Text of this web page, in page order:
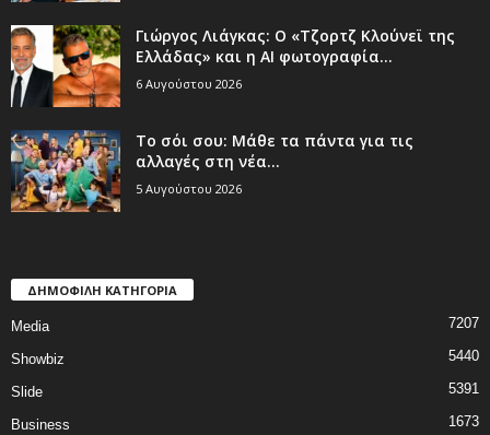
Γιώργος Λιάγκας: Ο «Τζορτζ Κλούνεϊ της
Ελλάδας» και η AI φωτογραφία...
6 Αυγούστου 2026
Το σόι σου: Μάθε τα πάντα για τις
αλλαγές στη νέα...
5 Αυγούστου 2026
ΔΗΜΟΦΙΛΗ ΚΑΤΗΓΟΡΙΑ
Media 7207
Showbiz 5440
Slide 5391
Business 1673